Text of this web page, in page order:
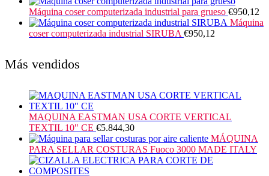
Máquina coser computerizada industrial para grueso €950,12
Máquina
coser computerizada industrial SIRUBA €950,12
Más vendidos
MAQUINA EASTMAN USA CORTE VERTICAL
TEXTIL 10" CE €5.844,30
MÁQUINA
PARA SELLAR COSTURAS Fuoco 3000 MADE ITALY